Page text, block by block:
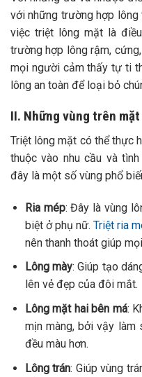
với những trường hợp lông
việc triệt lông mặt là
trường hợp lông rậm,
mọi người cảm thấy tự ti
lông an toàn để loại bỏ
II. Những vùng trên
Triệt lông mặt có thể thực
thuộc vào nhu cầu và
đây là một số vùng phổ
Ria mép: Đây là vùng
biệt ở phụ nữ. Triệt ria
nên thanh thoát giúp
Lông mày: Giúp tạo
lên vẻ đẹp của đôi mắt.
Lông mặt hai bên má:
mịn màng, bởi vậy làm
đều màu hơn.
Lông trán: Giúp vùng